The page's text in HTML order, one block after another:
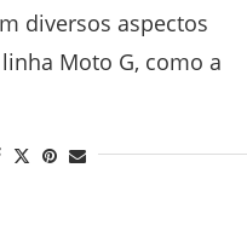
diversos aspectos
Moto G, como a